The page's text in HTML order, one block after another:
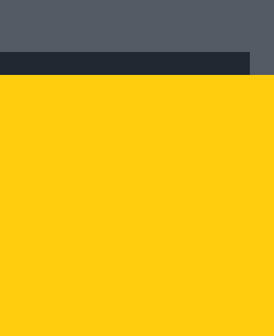
Feedback absenden